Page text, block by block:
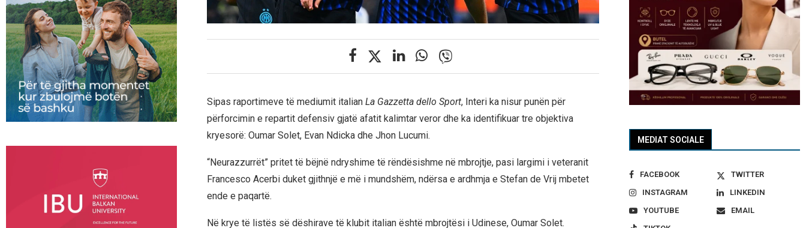
Sipas raportimeve të mediumit italian La Gazzetta dello Sport, Interi ka nisur punën për
përforcimin e repartit defensiv gjatë afatit kalimtar veror dhe ka identifikuar tre objektiva
kryesorë: Oumar Solet, Evan Ndicka dhe Jhon Lucumi.
“Neurazzurrët” pritet të bëjnë ndryshime të rëndësishme në mbrojtje, pasi largimi i veteranit
Francesco Acerbi duket gjithnjë e më i mundshëm, ndërsa e ardhmja e Stefan de Vrij mbetet
ende e paqartë.
Në krye të listës së dëshirave të klubit italian është mbrojtësi i Udinese, Oumar Solet.
MEDIAT SOCIALE
FACEBOOK
TWITTER
INSTAGRAM
LINKEDIN
YOUTUBE
EMAIL